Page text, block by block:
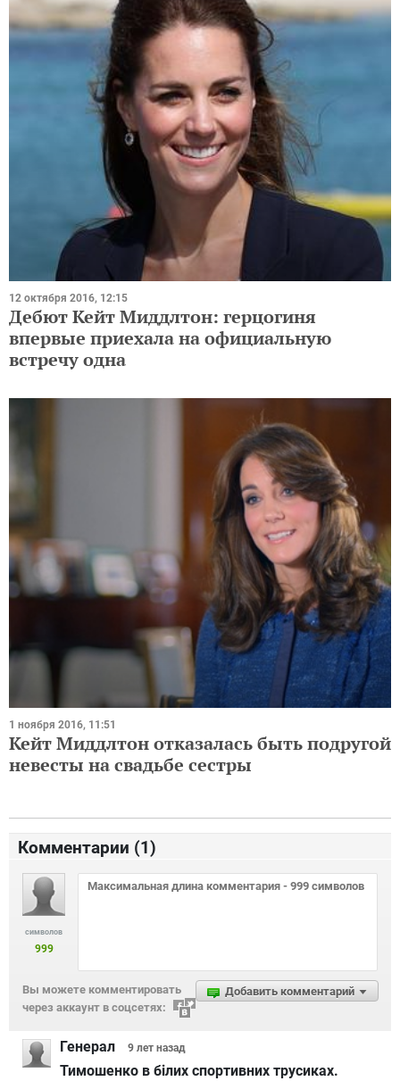
12 октября 2016, 12:15
Дебют Кейт Миддлтон: герцогиня
впервые приехала на официальную
встречу одна
1 ноября 2016, 11:51
Кейт Миддлтон отказалась быть подругой
невесты на свадьбе сестры
Комментарии (1)
символов
999
Добавить комментарий
Вы можете комментировать
через аккаунт в соцсетях:
Генерал 9 лет назад
Тимошенко в білих спортивних трусиках.